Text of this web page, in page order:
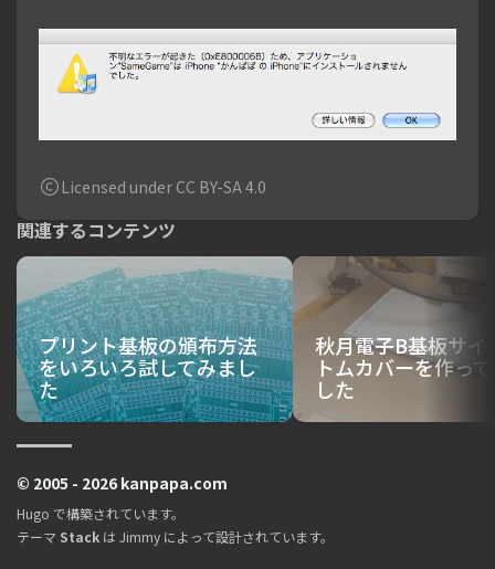
Licensed under CC BY-SA 4.0
関連するコンテンツ
プリント基板の頒布方法
をいろいろ試してみまし
た
秋月電子B基板サイ
トムカバーを作っ
した
© 2005 - 2026 kanpapa.com
Hugo で構築されています。
テーマ Stack は Jimmy によって設計されています。